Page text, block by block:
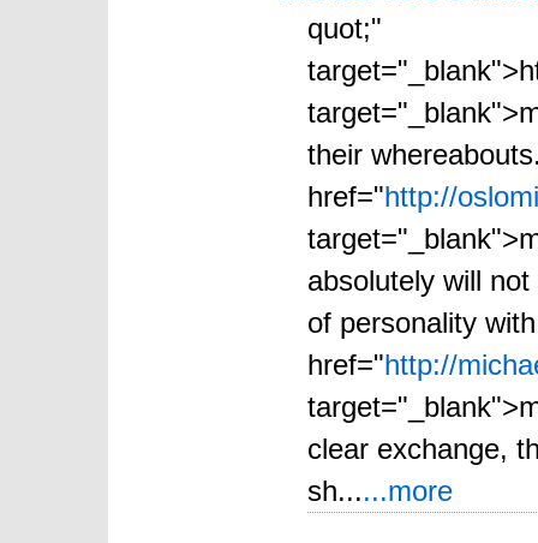
quot;"
their
href="http://
absolutely will
of personality
href="http://
clear exchange,
sh......more